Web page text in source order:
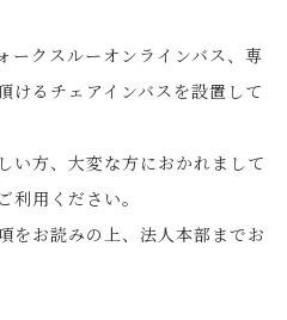
ークスルーオンラインバス、専
けるチェアインバスを設置して
い方、大変な方におかれまして
利用ください。
をお読みの上、法人本部までお